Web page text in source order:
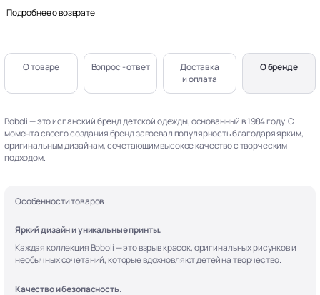
Подробнее о возврате
О товаре Вопрос - ответ
Доставка
и оплата
О бренде
Boboli — это испанский бренд детской одежды, основанный в 1984 году. С
момента своего создания бренд завоевал популярность благодаря ярким,
оригинальным дизайнам, сочетающим высокое качество с творческим
подходом.
Особенности товаров
Яркий дизайн и уникальные принты.
Каждая коллекция Boboli — это взрыв красок, оригинальных рисунков и
необычных сочетаний, которые вдохновляют детей на творчество.
Качество и безопасность.